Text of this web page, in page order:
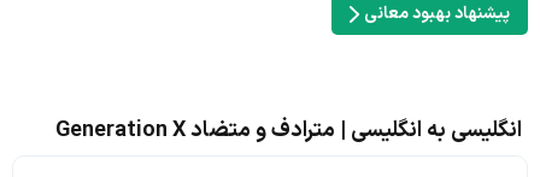
پیشنهاد بهبود معانی
انگلیسی به انگلیسی | مترادف و متضاد Generation X